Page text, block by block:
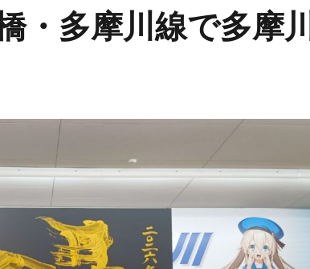
・多摩川線で多摩